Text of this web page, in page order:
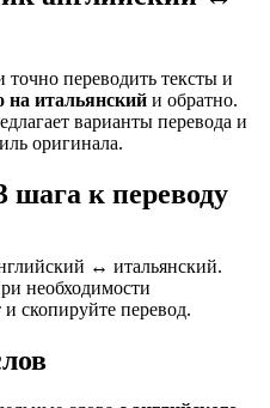
переводить тексты и
на итальянский и обратно.
варианты перевода и
оригинала.
шага к переводу
↔ итальянский.
необходимости
и скопируйте перевод.